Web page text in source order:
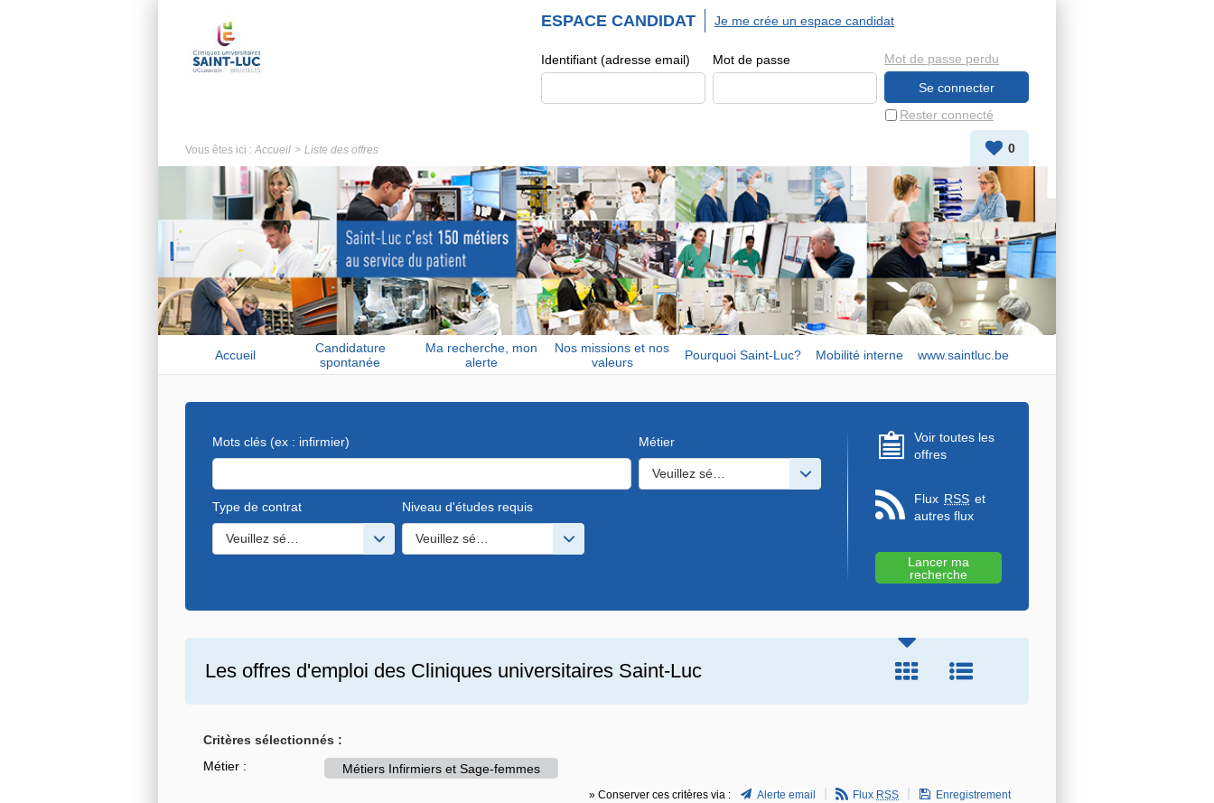
ESPACE CANDIDAT
Identifiant (adresse email) Mot de passe
Rester connecté
Mot de passe perdu
Je me crée un espace candidat
Vous êtes ici : Accueil Liste des offres 0
Accueil
Candidature
spontanée
Ma recherche, mon
alerte
Nos missions et nos
valeurs
Pourquoi Saint-Luc? Mobilité interne www.saintluc.be
Mots clés (ex : infirmier) Métier
Veuillez sélectionner une ou des valeurs
Type de contrat
Veuillez sélectionner une ou des valeurs
Niveau d'études requis
Veuillez sélectionner une ou des valeurs
Voir toutes les
offres
Flux RSS et
autres flux
Les offres d'emploi des Cliniques universitaires Saint-Luc
Critères sélectionnés :
Métier :
Métiers Infirmiers et Sage-femmes
» Conserver ces critères via : Alerte email Flux RSS
Enregistrement